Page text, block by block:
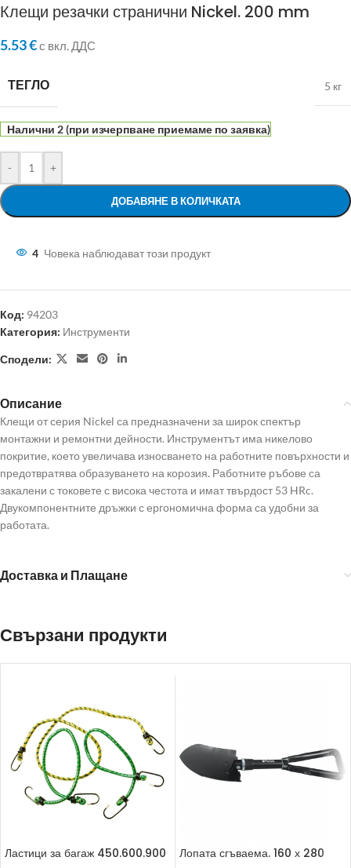
Клещи резачки странични Nickel. 200 mm
5.53€с вкл. ДДС
ТЕГЛО 5 кг
Налични 2 (при изчерпване приемаме по заявка)
- +
ДОБАВЯНЕ В КОЛИЧКАТА
4 Човека наблюдават този продукт
Код: 94203
Категория: Инструменти
Сподели:
Описание
Клещи от серия Nickel са предназначени за широк спектър
монтажни и ремонтни дейности. Инструментът има никелово
покритие, което увеличава износването на работните повърхности и
предотвратява образуването на корозия. Работните ръбове са
закалени с токовете с висока честота и имат твърдост 53 HRc.
Двукомпонентните дръжки с ергономична форма са удобни за
работата.
Доставка и Плащане
Свързани продукти
Ластици за багаж 450.600.900
Лопата сгъваема. 160 х 280